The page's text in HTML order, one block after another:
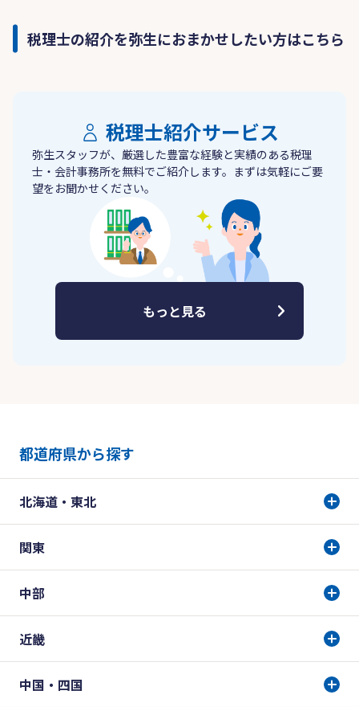
税理士の紹介を弥生におまかせしたい方はこちら
税理士紹介サービス
弥生スタッフが、厳選した豊富な経験と実績のある税理
士・会計事務所を無料でご紹介します。まずは気軽にご要
望をお聞かせください。
もっと見る
都道府県から探す
北海道・東北
関東
中部
近畿
中国・四国